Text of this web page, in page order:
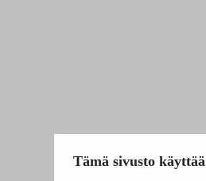
Tämä sivusto